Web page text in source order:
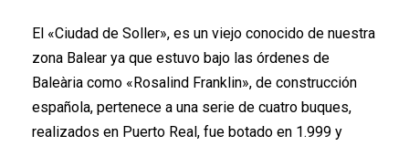
El «Ciudad de Soller», es un viejo conocido de nuestra
zona Balear ya que estuvo bajo las órdenes de
Baleària como «Rosalind Franklin», de construcción
española, pertenece a una serie de cuatro buques,
realizados en Puerto Real, fue botado en 1.999 y